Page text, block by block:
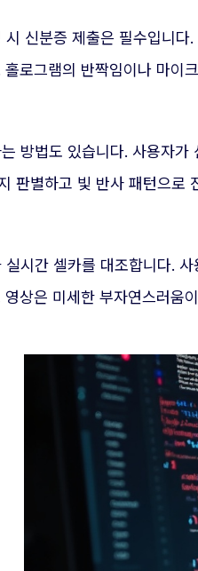
신분증 제출은 필수입니
로그램의 반짝임이나 마이
방법도 있습니다. 사용자
판별하고 빛 반사 패턴으로
시간 셀카를 대조합니다.
상은 미세한 부자연스러